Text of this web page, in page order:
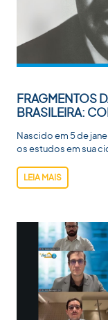
FRAGMENTOS
BRASILEIRA:
Nascido em 5 de
os estudos em sua
LEIA MAIS